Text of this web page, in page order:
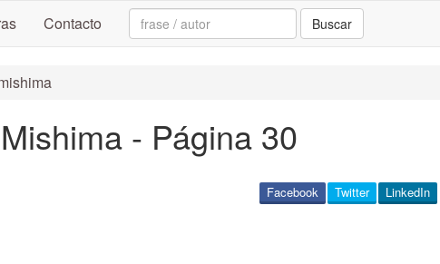
Contacto Search: Buscar
- Página 30
LinkedIn
Twitter
Facebook